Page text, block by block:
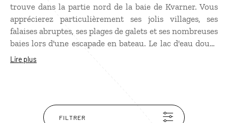
trouve dans la partie nord de la baie de Kvarner. Vous
apprécierez particulièrement ses jolis villages, ses
falaises abruptes, ses plages de galets et ses nombreuses
baies lors d'une escapade en bateau. Le lac d'eau douce
de Vrana qui fournit ses habitants en eau potable est
permettront de découvrir toute la richesse et la
diversité de sa flore. Les points de vue sur l'Adriatique
Lire plus
FILTRER